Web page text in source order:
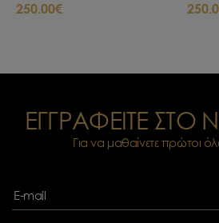
250.00€
ΕΓΓΡΑΦΕΙΤΕ ΣΤΟ
Για να μαθαίνετε πρώτοι